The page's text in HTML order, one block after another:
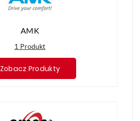
AMK
1 Produkt
Zobacz Produkty